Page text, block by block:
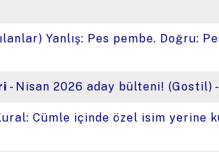
Yanlış: Pes pembe. Doğru:
- Nisan 2026 aday bülteni! (Gostil)
Cümle içinde özel isim yerine